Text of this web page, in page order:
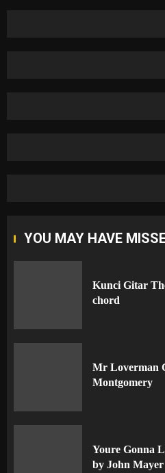
YOU MAY HAVE
Kunci Gitar
chord
Mr Loverman
Montgomery
Youre Gonna
by John Mayer